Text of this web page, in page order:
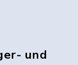
und